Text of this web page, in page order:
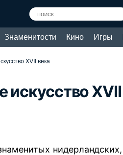
Знаменитости Кино Игры
XVII века
XVII
нидерландских,